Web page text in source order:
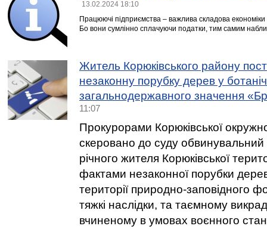
13.02.2024 18:10
Працюючі підприємства – важлива складова економіки
Бо вони сумлінно сплачуючи податки, тим самим
Житель Корюківського району
незаконну порубку дерев у
загальнодержавного значення
11:07
Прокурорами Корюківської
скеровано до суду обвинувальний
річного жителя Корюківської
фактами незаконної порубки
території природно-заповідного
тяжкі наслідки, та таємному
вчиненому в умовах воєнного